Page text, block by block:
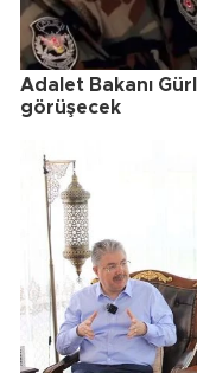
Adalet Bakanı
görüşecek